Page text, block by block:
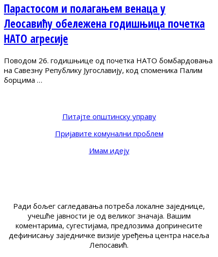
Парастосом и полагањем венаца у
Леосавићу обележена годишњица почетка
НАТО агресије
Поводом 26. годишњице од почетка НАТО бомбардовања
на Савезну Републику Југославију, код споменика Палим
борцима …
Питајте општинску управу
Пријавите комунални проблем
Имам идеју
Ради бољег сагледавања потреба локалне заједнице,
учешће јавности је од великог значаја. Вашим
коментарима, сугестијама, предлозима допринесите
дефинисању заједничке визије уређења центра насеља
Лепосавић.